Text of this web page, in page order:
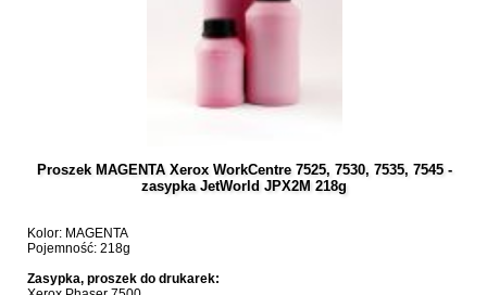
Proszek MAGENTA Xerox WorkCentre 7525, 7530, 7535, 7545 -
zasypka JetWorld JPX2M 218g
Kolor: MAGENTA
Pojemność: 218g
Zasypka, proszek do drukarek: